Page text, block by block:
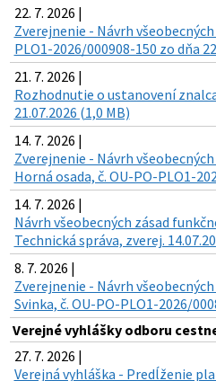
22. 7. 2026 |
Zverejnenie - Návrh
PLO1-2026/000908-150 zo dňa
21. 7. 2026 |
Rozhodnutie o ustanovení
21.07.2026 (1,0 MB)
14. 7. 2026 |
Zverejnenie - Návrh
Horná osada, č. OU-PO-PLO1-
14. 7. 2026 |
Návrh všeobecných zásad
Technická správa, zverej.
8. 7. 2026 |
Zverejnenie - Návrh
Svinka, č. OU-PO-PLO1-2026/
Verejné vyhlášky odboru
27. 7. 2026 |
Verejná vyhláška - Predĺženie